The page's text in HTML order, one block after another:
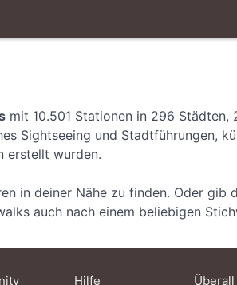
mit 10.501 Stationen in 296 Städten,
Sightseeing und Stadtführungen,
erstellt wurden.
in deiner Nähe zu finden. Oder gib
auch nach einem beliebigen
Hilfe Überall